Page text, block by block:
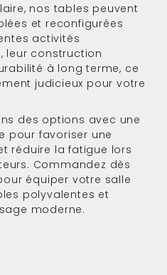
nos tables peuvent
et reconfigurées
activités
leur construction
à long terme, ce
judicieux pour votre
des options avec une
pour favoriser une
réduire la fatigue lors
Commandez dès
équiper votre salle
polyvalentes et
moderne.